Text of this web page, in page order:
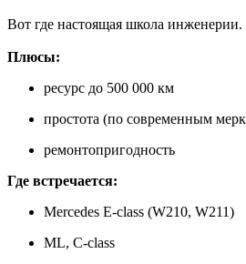
Вот где настоящая школа инженерии.
Плюсы:
ресурс до 500 000 км
простота (по современным
ремонтопригодность
Где встречается:
Mercedes E-class (W210, W211)
ML, C-class